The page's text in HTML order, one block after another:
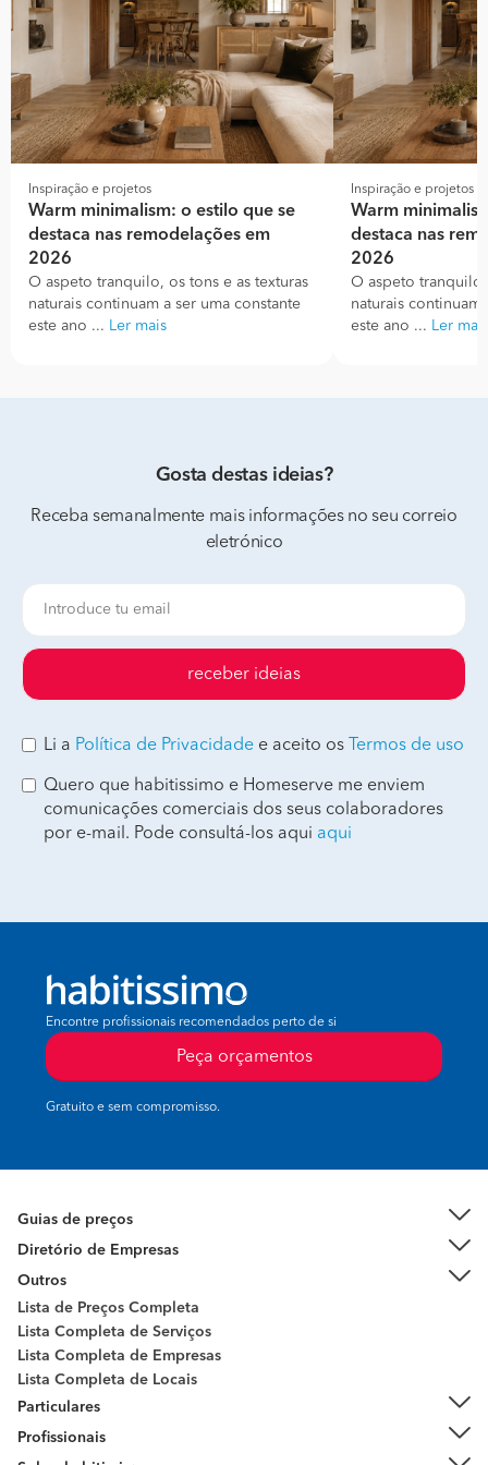
Inspiração e projetos
Warm minimalism: o estilo que se
destaca nas remodelações em
2026
O aspeto tranquilo, os tons e as texturas
naturais continuam a ser uma constante
este ano ... Ler mais
Inspiração e projetos
Warm
destaca nas
2026
O aspeto
naturais continuam
este ano ... Ler mais
Gosta destas ideias?
Receba semanalmente mais informações no seu correio
eletrónico
receber ideias
Li a Política de Privacidade e aceito os Termos de uso
Quero que habitissimo e Homeserve me enviem
comunicações comerciais dos seus colaboradores
por e-mail. Pode consultá-los aqui aqui
Encontre profissionais recomendados perto de si
Peça orçamentos
Gratuito e sem compromisso.
Guias de preços
Diretório de Empresas
Outros
Lista de Preços Completa
Lista Completa de Serviços
Lista Completa de Empresas
Lista Completa de Locais
Particulares
Profissionais